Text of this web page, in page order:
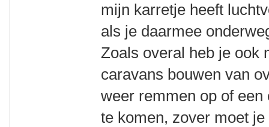
mijn karretje heeft
als je daarmee
Zoals overal heb je ook
caravans bouwen van
weer remmen op of
te komen, zover moet